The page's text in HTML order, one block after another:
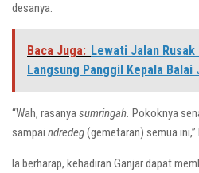
desanya.
Baca Juga: Lewati Jalan
Langsung Panggil Kepala Balai
“Wah, rasanyasumringah. Pokoknya
sampai ndredeg(gemetaran) semua ini,”
Ia berharap, kehadiran Ganjar dapat